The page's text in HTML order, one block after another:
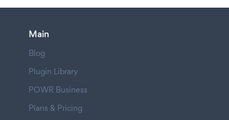
Main
Blog
Plugin Library
POWR Business
Plans & Pricing